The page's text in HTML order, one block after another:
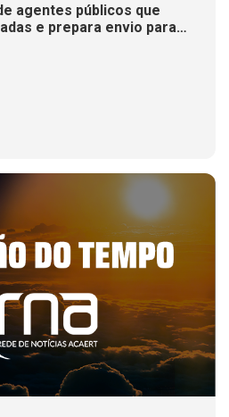
agentes públicos que
e prepara envio para